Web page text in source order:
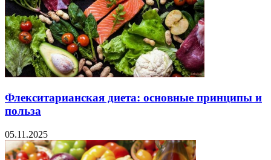
Флекситарианская диета: основные принципы и
польза
05.11.2025